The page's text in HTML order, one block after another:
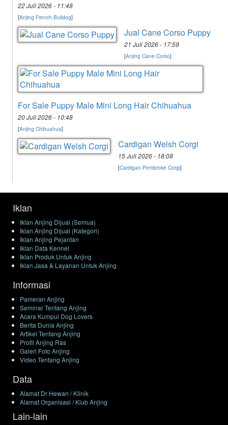
22 Juli 2026 - 11:48
[Anjing French Bulldog]
Jual Cane Corso Puppy
21 Juli 2026 - 17:59
[Anjing Cane Corso]
For Sale Puppy Male Mini Long Hair Chihuahua
20 Juli 2026 - 10:48
[Anjing Chihuahua]
Cardigan Welsh Corgi
15 Juli 2026 - 18:08
[Cardigan Pembroke Corgi]
Iklan
Iklan Anjing Dijual (Semua)
Iklan Anjing Dijual (Kategori)
Iklan Anjing Pejantan
Iklan Data Kennel
Iklan Produk Untuk Anjing
Iklan Jasa & Layanan Untuk Anjing
Informasi
Pameran Anjing
Seminar Tentang Anjing
Acara Kumpul Dog Lovers
Berita Dunia Anjing
Artikel Tentang Anjing
Profil Anjing Ras
Galeri Foto Anjing
Video Tentang Anjing
Data
Alamat Dr Hewan / Klinik
Alamat Organisasi / Klub Anjing
Lain-lain